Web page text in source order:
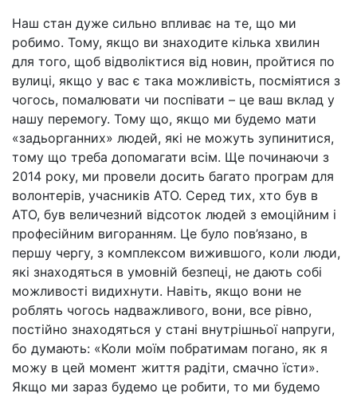
Наш стан дуже сильно впливає на те, що ми
робимо. Тому, якщо ви знаходите кілька хвилин
для того, щоб відволіктися від новин, пройтися по
вулиці, якщо у вас є така можливість, посміятися з
чогось, помалювати чи поспівати – це ваш вклад у
нашу перемогу. Тому що, якщо ми будемо мати
«задьорганних» людей, які не можуть зупинитися,
тому що треба допомагати всім. Ще починаючи з
2014 року, ми провели досить багато програм для
волонтерів, учасників АТО. Серед тих, хто був в
АТО, був величезний відсоток людей з емоційним і
професійним вигоранням. Це було пов’язано, в
першу чергу, з комплексом вижившого, коли люди,
які знаходяться в умовній безпеці, не дають собі
можливості видихнути. Навіть, якщо вони не
роблять чогось надважливого, вони, все рівно,
постійно знаходяться у стані внутрішньої напруги,
бо думають: «Коли моїм побратимам погано, як я
можу в цей момент життя радіти, смачно їсти».
Якщо ми зараз будемо це робити, то ми будемо